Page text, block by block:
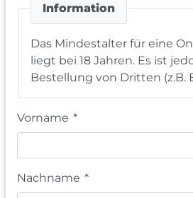
Information
Das Mindestalter für eine
liegt bei 18 Jahren. Es ist
Bestellung von Dritten (z.B.
Vorname *
Nachname *